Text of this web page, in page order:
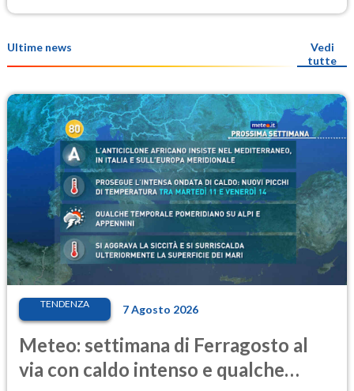
Ultime news
Vedi
tutte
TENDENZA 7 Agosto 2026
Meteo: settimana di Ferragosto al
via con caldo intenso e qualche